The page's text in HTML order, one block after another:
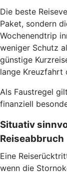
Die beste
Paket, sondern
Wochenendtrip
weniger Schutz
günstige
lange Kreuzfahrt
Als Faustregel
finanziell
Situativ
Reiseabbruch
Eine
wenn die